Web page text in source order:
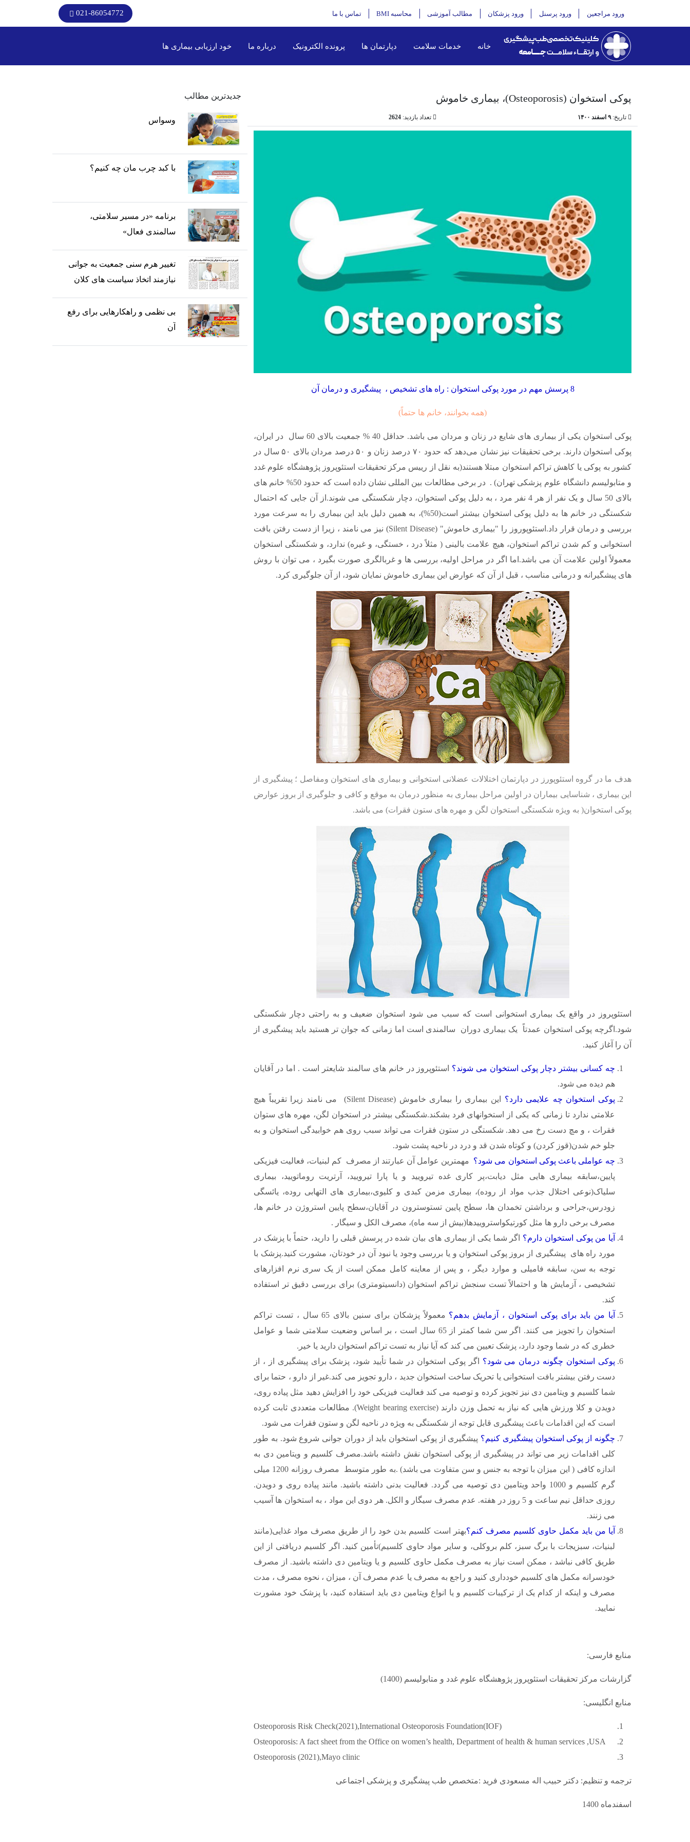
ورود مراجعین ورود پرسنل ورود پزشکان مطالب آموزشی محاسبه BMI تماس با ما 021-86054772
خانه خدمات سلامت دپارتمان ها پرونده الکترونیک درباره ما خود ارزیابی بیماری ها
پوکی استخوان (Osteoporosis)، بیماری خاموش
تاریخ:۹ اسفند ۱۴۰۰ تعداد بازدید: 2624
8 پرسش مهم در مورد پوکی استخوان : راه های تشخیص ، پیشگیری و درمان آن
(همه بخوانند، خانم ها حتماً)
پوکی استخوان یکی از بیماری های شایع در زنان و مردان می باشد. حداقل 40 % جمعیت بالای 60 سال در ایران،
پوکی استخوان دارند. برخی تحقیقات نیز نشان می‌دهد که حدود ۷۰ درصد زنان و ۵۰ درصد مردان بالای ۵۰ سال در
کشور به پوکی یا کاهش تراکم استخوان مبتلا هستند(به نقل از رییس مرکز تحقیقات استئوپروز پژوهشگاه علوم غدد
و متابولیسم دانشگاه علوم پزشکی تهران) . در برخی مطالعات بین المللی نشان داده است که حدود 50% خانم های
بالای 50 سال و یک نفر از هر 4 نفر مرد ، به دلیل پوکی استخوان، دچار شکستگی می شوند.از آن جایی که احتمال
شکستگی در خانم ها به دلیل پوکی استخوان بیشتر است(50%)، به همین دلیل باید این بیماری را به سرعت مورد
بررسی و درمان قرار داد.استئوپوروز را "بیماری خاموش" (Silent Disease) نیز می نامند ، زیرا از دست رفتن بافت
استخوانی و کم شدن تراکم استخوان، هیچ علامت بالینی ( مثلاً درد ، خستگی، و غیره) ندارد، و شکستگی استخوان
معمولاً اولین علامت آن می باشد.اما اگر در مراحل اولیه، بررسی ها و غربالگری صورت بگیرد ، می توان با روش
های پیشگیرانه و درمانی مناسب ، قبل از آن که عوارض این بیماری خاموش نمایان شود، از آن جلوگیری کرد.
هدف ما در گروه استئوپورز در دپارتمان اختلالات عضلانی استخوانی و بیماری های استخوان ومفاصل ؛ پیشگیری از
این بیماری ، شناسایی بیماران در اولین مراحل بیماری به منظور درمان به موقع و کافی و جلوگیری از بروز عوارض
پوکی استخوان( به ویژه شکستگی استخوان لگن و مهره های ستون فقرات) می باشد.
استئوپروز در واقع یک بیماری استخوانی است که سبب می شود استخوان ضعیف و به راحتی دچار شکستگی
شود.اگرچه پوکی استخوان عمدتاً یک بیماری دوران سالمندی است اما زمانی که جوان تر هستید باید پیشگیری از
آن را آغاز کنید.
چه کسانی بیشتر دچار پوکی استخوان می شوند؟ استئوپروز در خانم های سالمند شایعتر است . اما در آقایان
هم دیده می شود.
پوکی استخوان چه علایمی دارد؟
این بیماری را بیماری خاموش (Silent Disease) می نامند زیرا تقریباً هیچ
علامتی ندارد تا زمانی که یکی از استخوانهای فرد بشکند.شکستگی بیشتر در استخوان لگن، مهره های ستوان
فقرات ، و مچ دست رخ می دهد. شکستگی در ستون فقرات می تواند سبب روی هم خوابیدگی استخوان و به
جلو خم شدن(قوز کردن) و کوتاه شدن قد و درد در ناحیه پشت شود.
چه عواملی باعث پوکی استخوان می شود؟ مهمترین عوامل آن عبارتند از مصرف کم لبنیات، فعالیت فیزیکی
پایین،سابقه بیماری هایی مثل دیابت،پر کاری غده تیرویید و یا پارا تیرویید، آرتریت روماتویید، بیماری
سلیاک(نوعی اختلال جذب مواد از روده)، بیماری مزمن کبدی و کلیوی،بیماری های التهابی روده، یائسگی
زودرس،جراحی و برداشتن تخمدان ها، سطح پایین تستوسترون در آقایان،سطح پایین استروژن در خانم ها،
مصرف برخی دارو ها مثل کورتیکواستروییدها(بیش از سه ماه)، مصرف الکل و سیگار .
آیا من پوکی استخوان دارم؟ اگر شما یکی از بیماری های بیان شده در پرسش قبلی را دارید، حتماً با پزشک در
مورد راه های پیشگیری از بروز پوکی استخوان و یا بررسی وجود یا نبود آن در خودتان، مشورت کنید.پزشک با
توجه به سن، سابقه فامیلی و موارد دیگر ، و پس از معاینه کامل ممکن است از یک سری نرم افزارهای
تشخیصی ، آزمایش ها و احتمالاً تست سنجش تراکم استخوان (دانسیتومتری) برای بررسی دقیق تر استفاده
کند.
آیا من باید برای پوکی استخوان ، آزمایش بدهم؟
معمولاً پزشکان برای سنین بالای 65 سال ، تست تراکم
استخوان را تجویز می کنند. اگر سن شما کمتر از 65 سال است ، بر اساس وضعیت سلامتی شما و عوامل
خطری که در شما وجود دارد، پزشک تعیین می کند که آیا نیاز به تست تراکم استخوان دارید یا خیر.
پوکی استخوان چگونه درمان می شود؟
اگر پوکی استخوان در شما تأیید شود، پزشک برای پیشگیری از ، از
دست رفتن بیشتر بافت استخوانی یا تحریک ساخت استخوان جدید ، دارو تجویز می کند.غیر از دارو ، حتما برای
شما کلسیم و ویتامین دی نیز تجویز کرده و توصیه می کند فعالیت فیزیکی خود را افزایش دهید مثل پیاده روی،
دویدن و کلا ورزش هایی که نیاز به تحمل وزن دارند (Weight bearing exercise). مطالعات متعددی ثابت کرده
است که این اقدامات باعث پیشگیری قابل توجه از شکستگی به ویژه در ناحیه لگن و ستون فقرات می شود.
چگونه از پوکی استخوان پیشگیری کنیم؟ پیشگیری از پوکی استخوان باید از دوران جوانی شروع شود. به طور
کلی اقدامات زیر می تواند در پیشگیری از پوکی استخوان نقش داشته باشد.مصرف کلسیم و ویتامین دی به
اندازه کافی ( این میزان با توجه به جنس و سن متفاوت می باشد) .به طور متوسط مصرف روزانه 1200 میلی
گرم کلسیم و 1000 واحد ویتامین دی توصیه می گردد. فعالیت بدنی داشته باشید. مانند پیاده روی و دویدن.
روزی حداقل نیم ساعت و 5 روز در هفته. عدم مصرف سیگار و الکل. هر دوی این مواد ، به استخوان ها آسیب
می زنند.
آیا من باید مکمل حاوی کلسیم مصرف کنم؟بهتر است کلسیم بدن خود را از طریق مصرف مواد غذایی(مانند
لبنیات، سبزیجات با برگ سبز، کلم بروکلی، و سایر مواد حاوی کلسیم)تأمین کنید. اگر کلسیم دریافتی از این
طریق کافی نباشد ، ممکن است نیاز به مصرف مکمل حاوی کلسیم و یا ویتامین دی داشته باشید. از مصرف
خودسرانه مکمل های کلسیم خودداری کنید و راجع به مصرف یا عدم مصرف آن ، میزان ، نحوه مصرف ، مدت
مصرف و اینکه از کدام یک از ترکیبات کلسیم و یا انواع ویتامین دی باید استفاده کنید، با پزشک خود مشورت
نمایید.
منابع فارسی:
گزارشات مرکز تحقیقات استئوپروز پژوهشگاه علوم غدد و متابولیسم (1400)
منابع انگلیسی:
Osteoporosis Risk Check(2021),International Osteoporosis Foundation(IOF)
Osteoporosis: A fact sheet from the Office on women’s health, Department of health & human services ,USA
Osteoporosis (2021),Mayo clinic
ترجمه و تنظیم: دکتر حبیب اله مسعودی فرید :متخصص طب پیشگیری و پزشکی اجتماعی
اسفندماه 1400
جدیدترین مطالب
وسواس
با کبد چرب مان چه کنیم؟
برنامه «در مسیر سلامتی،
سالمندی فعال»
تغییر هرم سنی جمعیت به جوانی
نیازمند اتخاذ سیاست های کلان
بی نظمی و راهکارهایی برای رفع
آن